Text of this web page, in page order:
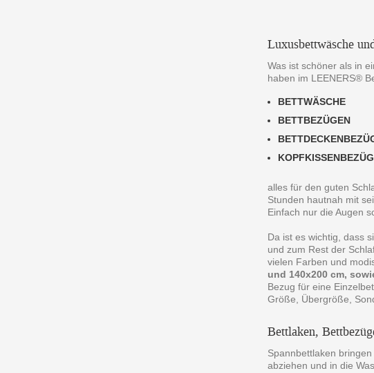
Luxusbettwäsche
Was ist schöner als in
haben im LEENERS®
BETTWÄSCHE
BETTBEZÜGEN
alles für den guten
Stunden hautnah mit
Einfach nur die Augen
Da ist es wichtig, dass
und zum Rest der
vielen Farben und
und 140x200 cm,
Bezug für eine
Größe, Übergröße,
Bettlaken,
Spannbettlaken
abziehen und in die